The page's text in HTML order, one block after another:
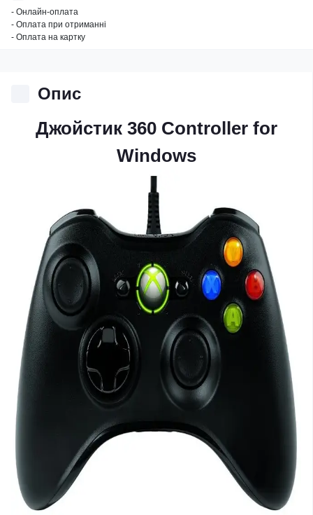
- Онлайн-оплата
- Оплата при отриманні
- Оплата на картку
Опис
Джойстик 360 Controller for
Windows